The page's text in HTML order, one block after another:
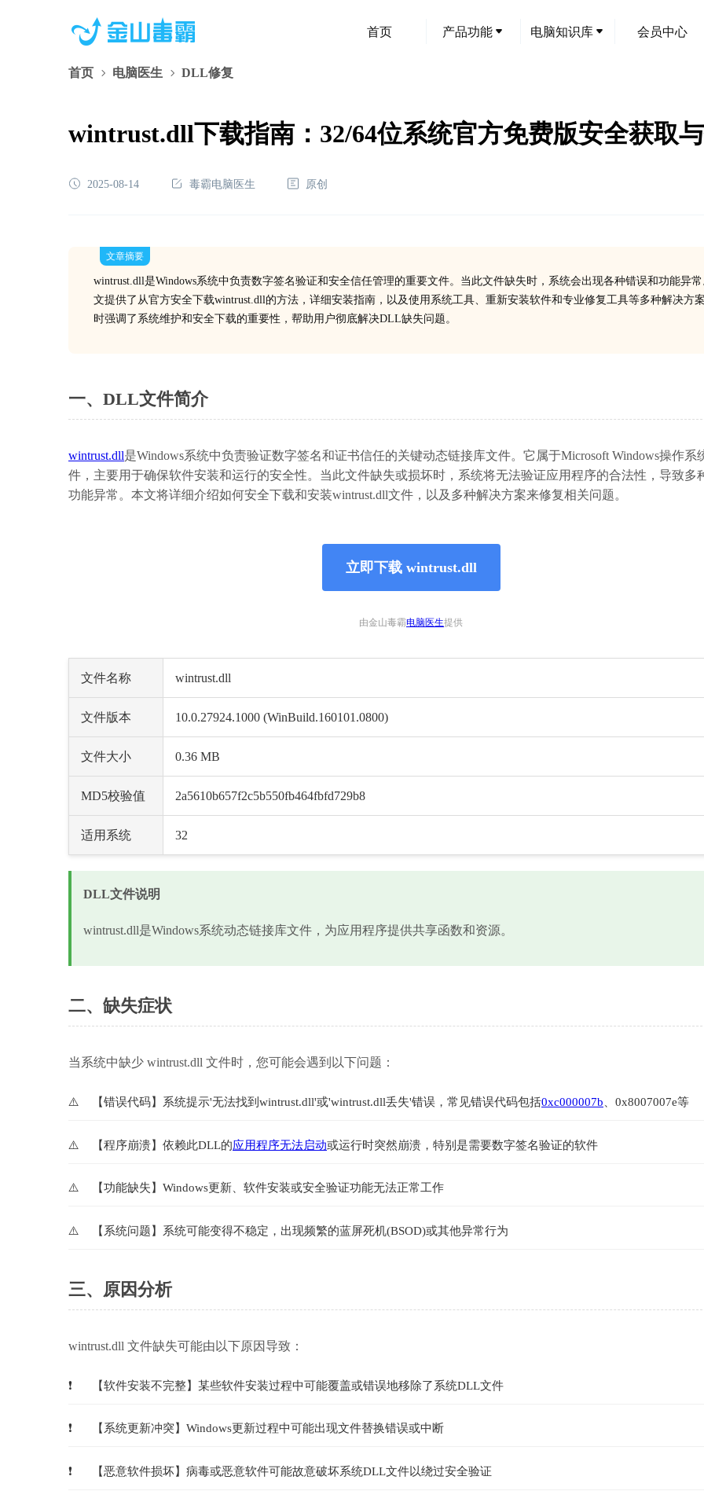
首页 产品功能 电脑知识库 会员中心
首页 电脑医生 DLL修复
wintrust.dll下载指南：32/64位系统官方免费版安全获取
2025-08-14 毒霸电脑医生 原创
文章摘要
wintrust.dll是Windows系统中负责数字签名验证和安全信任管理的重要文件。当此文件缺失时，系统会出现各种错误和功能异
文提供了从官方安全下载wintrust.dll的方法，详细安装指南，以及使用系统工具、重新安装软件和专业修复工具等多种解决方
时强调了系统维护和安全下载的重要性，帮助用户彻底解决DLL缺失问题。
一、DLL文件简介
wintrust.dll是Windows系统中负责验证数字签名和证书信任的关键动态链接库文件。它属于Microsoft Windows操作系
件，主要用于确保软件安装和运行的安全性。当此文件缺失或损坏时，系统将无法验证应用程序的合法性，导致多
功能异常。本文将详细介绍如何安全下载和安装wintrust.dll文件，以及多种解决方案来修复相关问题。
立即下载 wintrust.dll
由金山毒霸电脑医生提供
文件名称 wintrust.dll
文件版本 10.0.27924.1000 (WinBuild.160101.0800)
文件大小 0.36 MB
MD5校验值 2a5610b657f2c5b550fb464fbfd729b8
适用系统 32
DLL文件说明
wintrust.dll是Windows系统动态链接库文件，为应用程序提供共享函数和资源。
二、缺失症状
当系统中缺少 wintrust.dll 文件时，您可能会遇到以下问题：
【错误代码】系统提示'无法找到wintrust.dll'或'wintrust.dll丢失'错误，常见错误代码包括0xc000007b 、0x8007007e等
【程序崩溃】依赖此DLL的应用程序无法启动或运行时突然崩溃，特别是需要数字签名验证的软件
【功能缺失】Windows更新、软件安装或安全验证功能无法正常工作
【系统问题】系统可能变得不稳定，出现频繁的蓝屏死机(BSOD)或其他异常行为
三、原因分析
wintrust.dll 文件缺失可能由以下原因导致：
【软件安装不完整】某些软件安装过程中可能覆盖或错误地移除了系统DLL文件
【系统更新冲突】Windows更新过程中可能出现文件替换错误或中断
【恶意软件损坏】病毒或恶意软件可能故意破坏系统DLL文件以绕过安全验证